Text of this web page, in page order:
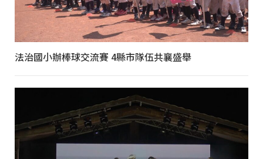
法治國小辦棒球交流賽 4縣市隊伍共襄盛舉